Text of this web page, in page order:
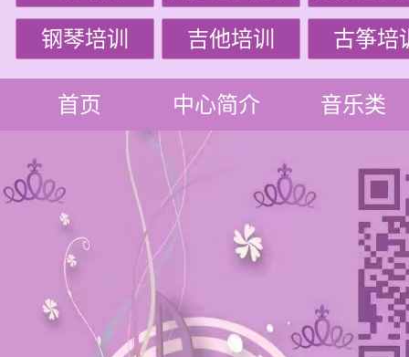
钢琴培训 吉他培训 古筝培
首页 中心简介 音乐类